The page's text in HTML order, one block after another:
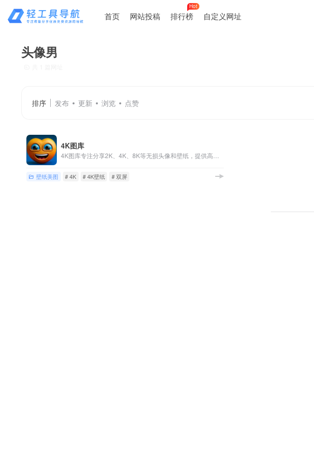
首页 网站投稿 排行榜
Hot
自定义网址
头像男
排序 发布 更新 浏览 点赞
4K图库
壁纸美图 # 4K # 4K壁纸 # 双屏